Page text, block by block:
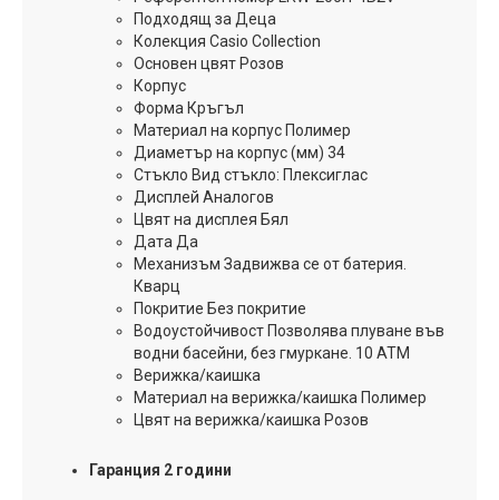
Подходящ за Деца
Колекция Casio Collection
Основен цвят Розов
Корпус
Форма Кръгъл
Материал на корпус Полимер
Диаметър на корпус (мм) 34
Стъкло Вид стъкло: Плексиглас
Дисплей Аналогов
Цвят на дисплея Бял
Дата Да
Механизъм Задвижва се от батерия.
Кварц
Покритие Без покритие
Водоустойчивост Позволява плуване във
водни басейни, без гмуркане. 10 ATM
Верижка/каишка
Материал на верижка/каишка Полимер
Цвят на верижка/каишка Розов
Гаранция 2 години